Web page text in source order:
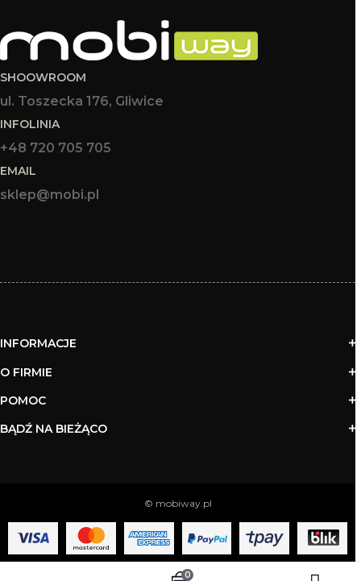
SHOOWROOM
ul. Toszecka 176, Gliwice
INFOLINIA
+48 720 705 705
EMAIL
sklep@mobi.pl
INFORMACJE
O FIRMIE
POMOC
BĄDŹ NA BIEŻĄCO
© mobiway.pl
0